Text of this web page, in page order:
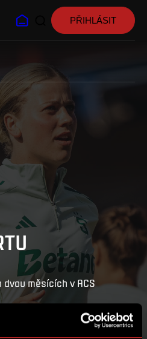
PŘIHLÁSIT
měsících v ACS